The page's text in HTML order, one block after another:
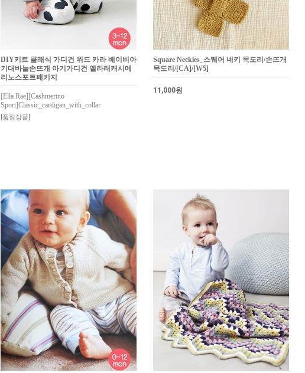
DIY키트 클래식 가디건 위드 카라 베이비아
기대바늘손뜨개 아기가디건 엘라래캐시메
리노스포트패키지
[Ella Rae][Cashmerino
Sport]Classic_cardigan_with_collar
[품절상품]
Square Neckies_스퀘어 네키 목도리/손뜨개
목도리/[CA]/[W5]
11,000원